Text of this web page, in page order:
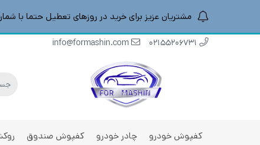
مشتریان عزیز برای خرید در روزهای تعطیل حتما با شمار 09196887016 هماهنگ کنید
کفپوش خودرو چادر خودرو کفپوش صندوق